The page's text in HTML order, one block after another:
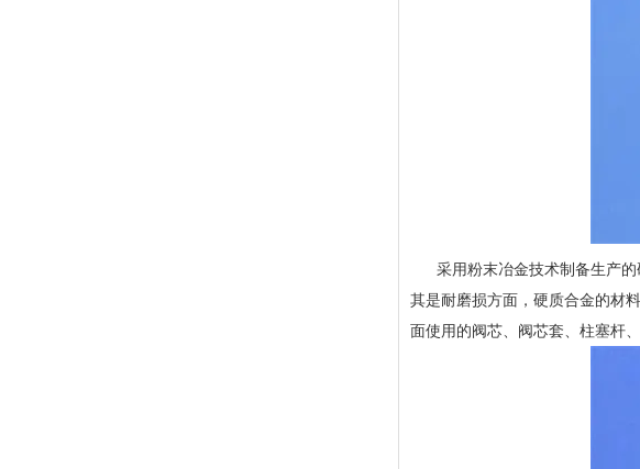
采用粉末冶金技术制备生产的
其是耐磨损方面，硬质合金的材
面使用的阀芯、阀芯套、柱塞杆